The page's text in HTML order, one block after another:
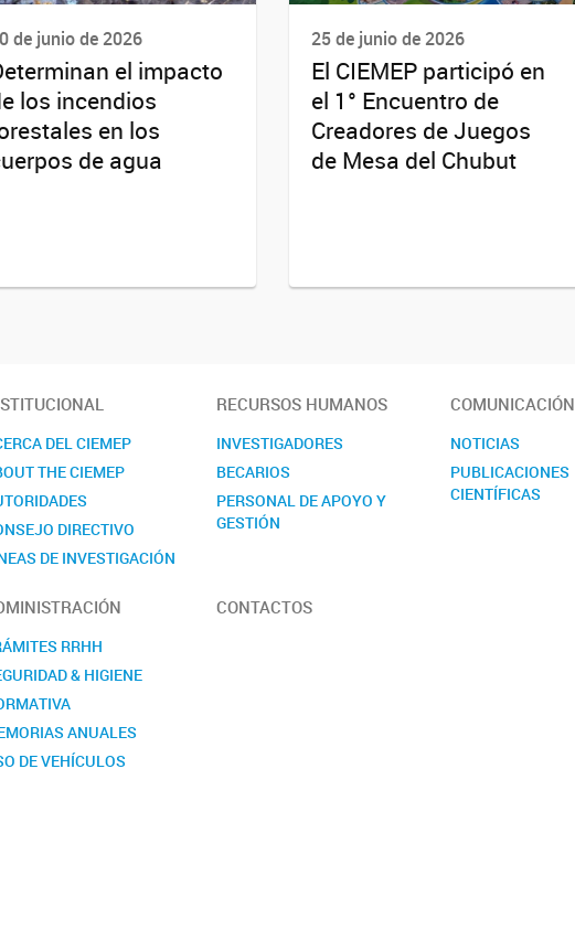
de junio de 2026
el impacto
los incendios
en los
de agua
25 de junio de 2026
El CIEMEP participó en
el 1° Encuentro de
Creadores de Juegos
de Mesa del Chubut
DEL CIEMEP
THE CIEMEP
DIRECTIVO
DE INVESTIGACIÓN
RECURSOS HUMANOS
INVESTIGADORES
BECARIOS
PERSONAL DE APOYO Y
GESTIÓN
COMUNICACIÓN
NOTICIAS
PUBLICACIONES
CIENTÍFICAS
RRHH
& HIGIENE
ANUALES
DE VEHÍCULOS
CONTACTOS